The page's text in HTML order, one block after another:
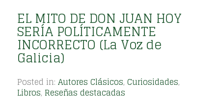
EL MITO DE DON JUAN HOY
SERÍA POLÍTICAMENTE
INCORRECTO (La Voz de
Galicia)
Posted in: Autores Clásicos, Curiosidades,
Libros, Reseñas destacadas